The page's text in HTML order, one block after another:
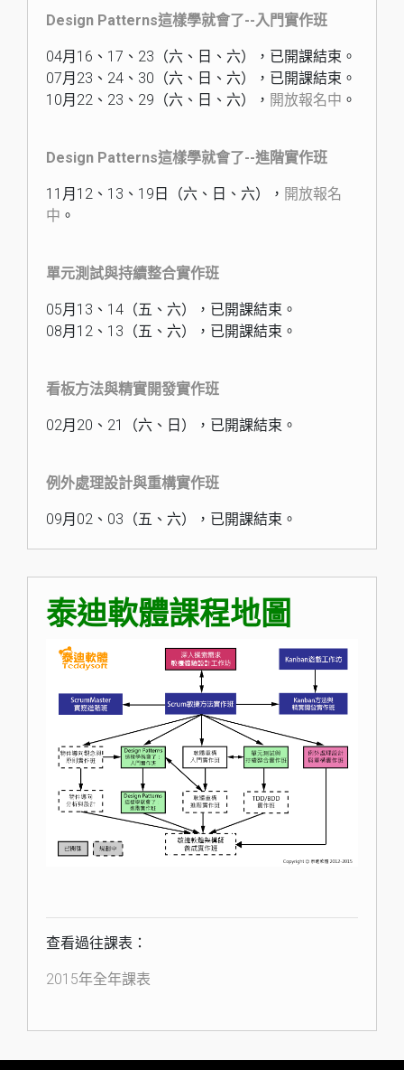
Design Patterns這樣學就會了--入門實作班
04月16、17、23（六、日、六），已開課結束。
07月23、24、30（六、日、六），已開課結束。
10月22、23、29（六、日、六）， 開放報名中 。
Design Patterns這樣學就會了--進階實作班
11月12、13、19日（六、日、六）， 開放報名
中 。
單元測試與持續整合實作班
05月13、14（五、六），已開課結束。
08月12、13（五、六），已開課結束。
看板方法與精實開發實作班
02月20、21（六、日），已開課結束。
例外處理設計與重構實作班
09月02、03（五、六），已開課結束。
泰迪軟體課程地圖
查看過往課表：
2015年全年課表